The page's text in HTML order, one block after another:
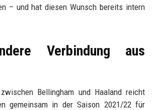
– und hat diesen Wunsch bereits intern
Verbindung aus
Bellingham und Haaland reicht
gemeinsam in der Saison 2021/22 für